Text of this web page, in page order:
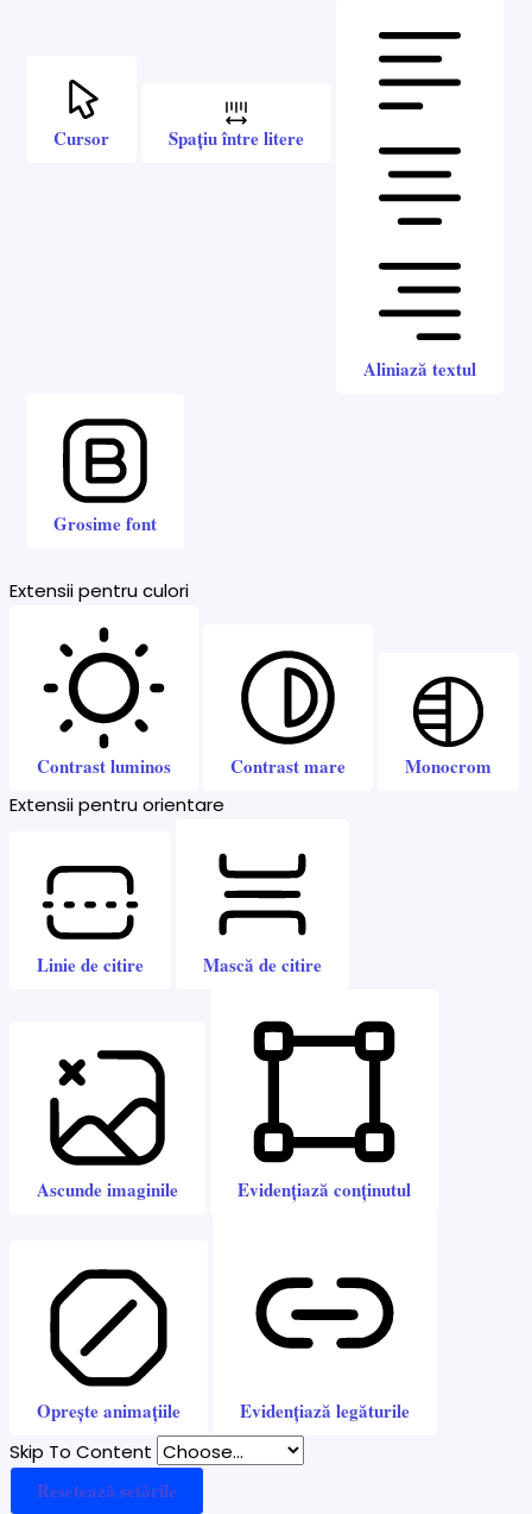
Cursor Spațiu între litere
Aliniază textul
Grosime font
Extensii pentru culori
Contrast luminos Contrast mare Monocrom
Extensii pentru orientare
Linie de citire Mască de citire
Ascunde imaginile Evidențiază conținutul
Oprește animațiile Evidențiază legăturile
Skip To Content
Resetează setările